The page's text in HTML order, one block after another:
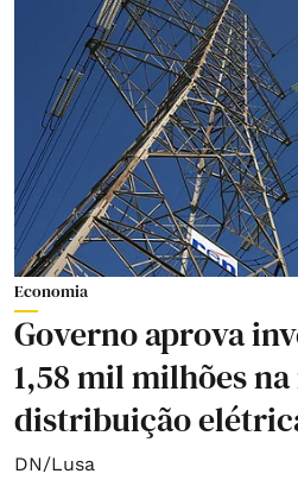
Economia
Governo aprova
1,58 mil milhões
distribuição
DN/Lusa